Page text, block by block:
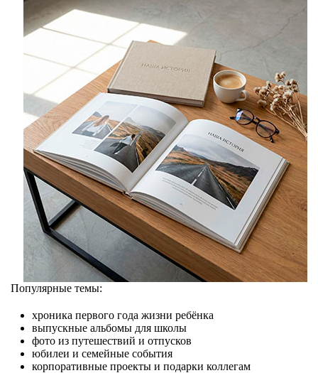
Популярные темы:
хроника первого года жизни ребёнка
выпускные альбомы для школы
фото из путешествий и отпусков
юбилеи и семейные события
корпоративные проекты и подарки коллегам